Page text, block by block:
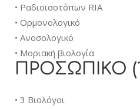
• Ραδιοϊσοτόπων RIA
• Ορμονολογικό
• Ανοσολογικό
• Μοριακή βιολογία
ΠΡΟΣΩΠΙΚΟ
• 3 Βιολόγοι